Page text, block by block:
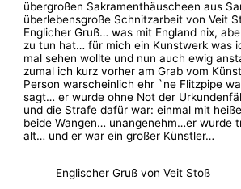
übergroßen Sakramenthäuscheen aus
überlebensgroße Schnitzarbeit von Veit
Englicher Gruß… was mit England nix,
zu tun hat… für mich ein Kunstwerk was
mal sehen wollte und nun auch ewig
zumal ich kurz vorher am Grab vom
Person warscheinlich ehr `ne Flitzpipe
sagt… er wurde ohne Not der
und die Strafe dafür war: einmal mit
beide Wangen… unangenehm…er wurde
alt… und er war ein großer Künstler…
Englischer Gruß von Veit Stoß